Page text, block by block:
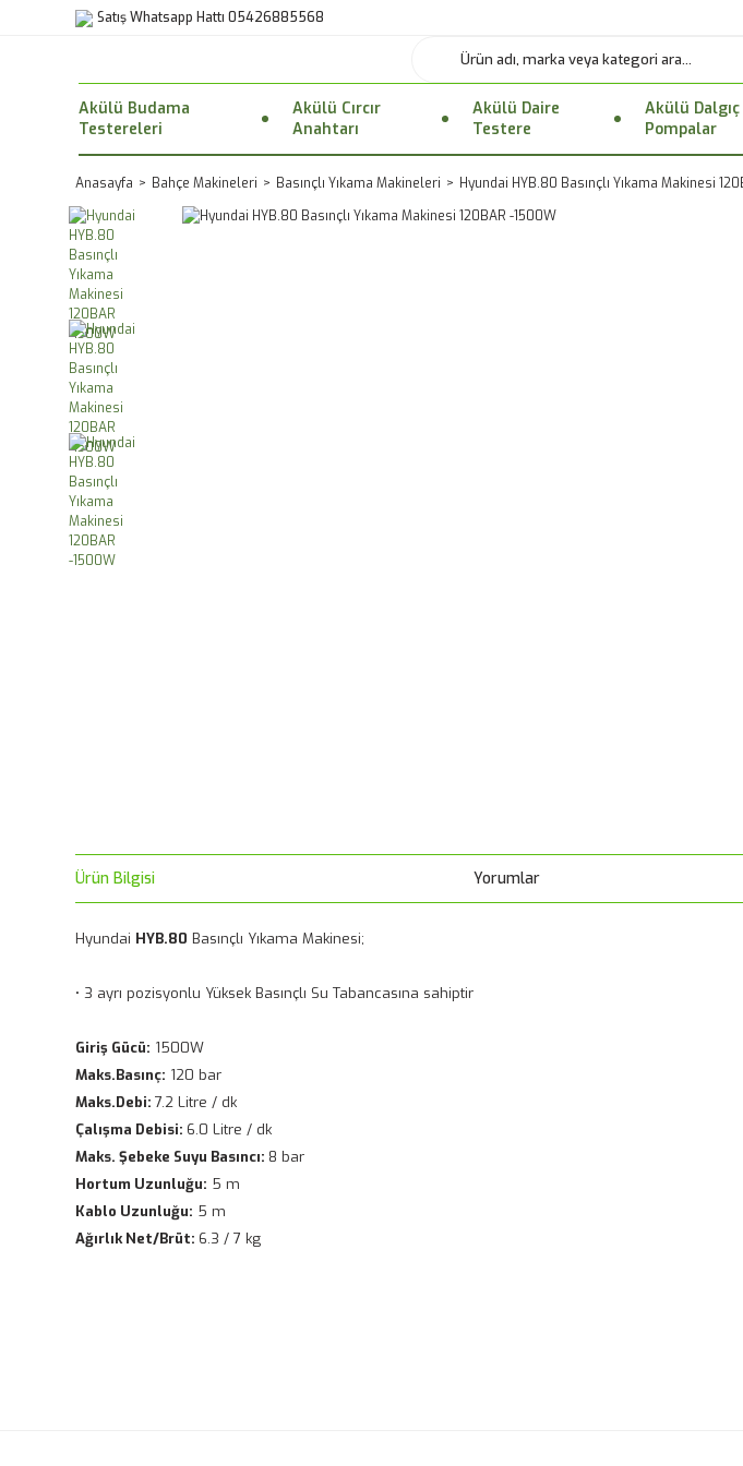
Satış Whatsapp Hattı 05426885568
Akülü Budama
Testereleri
Akülü Cırcır
Anahtarı
Akülü Daire
Testere
Akülü Dalgıç
Pompalar
Anasayfa Bahçe Makineleri Basınçlı Yıkama Makineleri Hyundai HYB.80 Basınçlı Yıkama Makinesi
Ürün Bilgisi Yorumlar
Hyundai HYB.80 Basınçlı Yıkama Makinesi;
• 3 ayrı pozisyonlu Yüksek Basınçlı Su Tabancasına sahiptir
Giriş Gücü: 1500W
Maks.Basınç: 120 bar
Maks.Debi: 7.2 Litre / dk
Çalışma Debisi: 6.0 Litre / dk
Maks. Şebeke Suyu Basıncı: 8 bar
Hortum Uzunluğu: 5 m
Kablo Uzunluğu: 5 m
Ağırlık Net/Brüt: 6.3 / 7 kg